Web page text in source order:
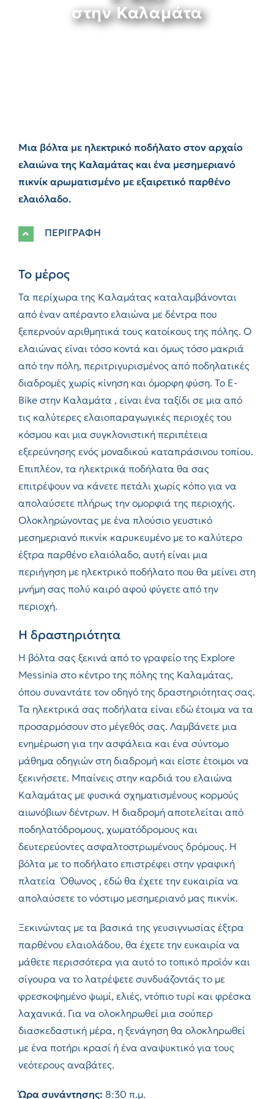
στην Καλαμάτα
Μια βόλτα με ηλεκτρικό ποδήλατο στον αρχαίο
ελαιώνα της Καλαμάτας και ένα μεσημεριανό
πικνίκ αρωματισμένο με εξαιρετικό παρθένο
ελαιόλαδο.
ΠΕΡΙΓΡΑΦΗ
Το μέρος
Τα περίχωρα της Καλαμάτας καταλαμβάνονται
από έναν απέραντο ελαιώνα με δέντρα που
ξεπερνούν αριθμητικά τους κατοίκους της πόλης. Ο
ελαιώνας είναι τόσο κοντά και όμως τόσο μακριά
από την πόλη, περιτριγυρισμένος από ποδηλατικές
διαδρομές χωρίς κίνηση και όμορφη φύση. Το E-
Bike στην Καλαμάτα , είναι ένα ταξίδι σε μια από
τις καλύτερες ελαιοπαραγωγικές περιοχές του
κόσμου και μια συγκλονιστική περιπέτεια
εξερεύνησης ενός μοναδικού καταπράσινου τοπίου.
Επιπλέον, τα ηλεκτρικά ποδήλατα θα σας
επιτρέψουν να κάνετε πετάλι χωρίς κόπο για να
απολαύσετε πλήρως την ομορφιά της περιοχής.
Ολοκληρώνοντας με ένα πλούσιο γευστικό
μεσημεριανό πικνίκ καρυκευμένο με τo καλύτερo
έξτρα παρθένο ελαιόλαδο, αυτή είναι μια
περιήγηση με ηλεκτρικό ποδήλατο που θα μείνει στη
μνήμη σας πολύ καιρό αφού φύγετε από την
περιοχή.
Η δραστηριότητα
Η βόλτα σας ξεκινά από το γραφείο της Explore
Messinia στο κέντρο της πόλης της Καλαμάτας,
όπου συναντάτε τον οδηγό της δραστηριότητας σας.
Τα ηλεκτρικά σας ποδήλατα είναι εδώ έτοιμα να τα
προσαρμόσουν στο μέγεθός σας. Λαμβάνετε μια
ενημέρωση για την ασφάλεια και ένα σύντομο
μάθημα οδηγιών στη διαδρομή και είστε έτοιμοι να
ξεκινήσετε. Μπαίνεις στην καρδιά του ελαιώνα
Καλαμάτας με φυσικά σχηματισμένους κορμούς
αιωνόβιων δέντρων. Η διαδρομή αποτελείται από
ποδηλατόδρομους, χωματόδρομους και
δευτερεύοντες ασφαλτοστρωμένους δρόμους. Η
βόλτα με το ποδήλατο επιστρέφει στην γραφική
πλατεία Όθωνος , εδώ θα έχετε την ευκαιρία να
απολαύσετε το νόστιμο μεσημεριανό μας πικνίκ.
Ξεκινώντας με τα βασικά της γευσιγνωσίας έξτρα
παρθένου ελαιολάδου, θα έχετε την ευκαιρία να
μάθετε περισσότερα για αυτό το τοπικό προϊόν και
σίγουρα να το λατρέψετε συνδυάζοντάς το με
φρεσκοψημένο ψωμί, ελιές, ντόπιο τυρί και φρέσκα
λαχανικά. Για να ολοκληρωθεί μια σούπερ
διασκεδαστική μέρα, η ξενάγηση θα ολοκληρωθεί
με ένα ποτήρι κρασί ή ένα αναψυκτικό για τους
νεότερους αναβάτες.
Ώρα συνάντησης: 8:30 π.μ.